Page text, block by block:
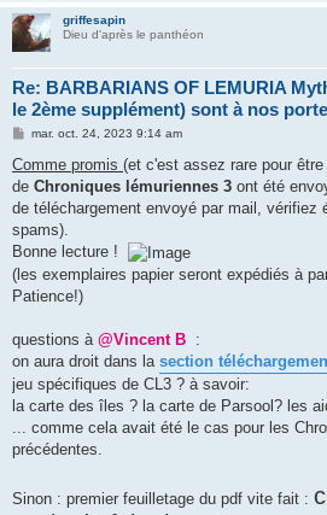
griffesapin
Dieu d'après le panthéon
Re: BARBARIANS OF LEMURIA
le 2ème supplément) sont à nos
M
s
s
a
g
mar. oct. 24, 2023 9:14 am
Comme promis (et c'est assez rare pour
de Chroniques lémuriennes 3 ont été
de téléchargement envoyé par mail, vérifiez
spams).
Bonne lecture !
(les exemplaires papier seront expédiés à
Patience!)
questions à @Vincent B :
on aura droit dans la section
jeu spécifiques de CL3 ? à savoir:
la carte des îles ? la carte de Parsool? les
... comme cela avait été le cas pour les
précédentes.
Sinon : premier feuilletage du pdf vite fait :